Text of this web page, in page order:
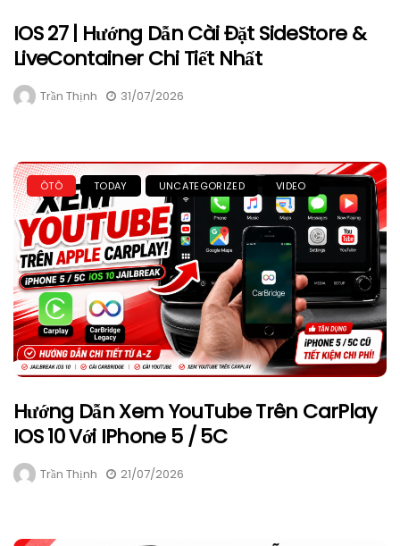
IOS 27 | Hướng Dẫn Cài Đặt SideStore &
LiveContainer Chi Tiết Nhất
Trần Thịnh 31/07/2026
ÔTÔ TODAY UNCATEGORIZED VIDEO
Hướng Dẫn Xem YouTube Trên CarPlay
IOS 10 Với IPhone 5 / 5C
Trần Thịnh 21/07/2026